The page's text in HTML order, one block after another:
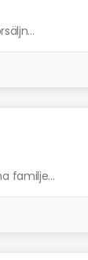
familje...